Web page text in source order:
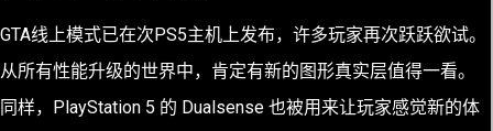
GTA线上模式已在次PS5主机上发布，许多玩家再次跃跃欲试。
从所有性能升级的世界中，肯定有新的图形真实层值得一看。
同样，PlayStation 5 的 Dualsense 也被用来让玩家感觉新的体